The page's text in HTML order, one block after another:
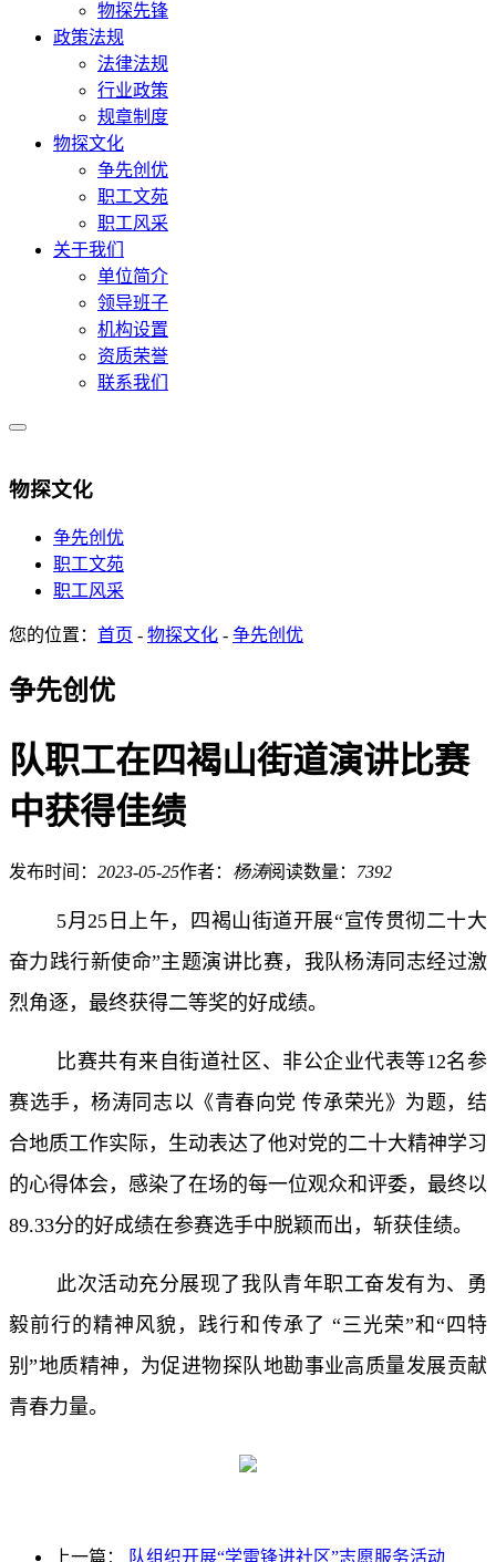
物探先锋
政策法规
法律法规
行业政策
规章制度
物探文化
争先创优
职工文苑
职工风采
关于我们
单位简介
领导班子
机构设置
资质荣誉
联系我们
物探文化
争先创优
职工文苑
职工风采
您的位置： 首页 - 物探文化 - 争先创优
争先创优
队职工在四褐山街道演讲比赛
中获得佳绩
发布时间： 2023-05-25作者： 杨涛阅读数量： 7392
5月25日上午，四褐山街道开展“宣传贯彻二十大
奋力践行新使命”主题演讲比赛，我队杨涛同志经过激
烈角逐，最终获得二等奖的好成绩。
比赛共有来自街道社区、非公企业代表等12名参
赛选手，杨涛同志以《青春向党 传承荣光》为题，结
合地质工作实际，生动表达了他对党的二十大精神学习
的心得体会，感染了在场的每一位观众和评委，最终以
89.33分的好成绩在参赛选手中脱颖而出，斩获佳绩。
此次活动充分展现了我队青年职工奋发有为、勇
毅前行的精神风貌，践行和传承了 “三光荣”和“四特
别”地质精神，为促进物探队地勘事业高质量发展贡献
青春力量。
上一篇： 队组织开展“学雷锋进社区”志愿服务活动